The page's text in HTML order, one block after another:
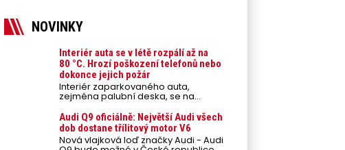
NOVINKY
Interiér auta se v létě rozpálí až na
80 °C. Hrozí poškození telefonů nebo
dokonce jejich požár
Interiér zaparkovaného auta,
zejména palubní deska, se na
přímém slunci může během letních
veder rozpálit až na 80 °C. Takové
teploty představují nebezpečí pro
odložené mobilní telefony,
powerbanky nebo notebooky. Můžou
Audi Q9 oficiálně: Největší Audi všech
dob dostane třílitový motor V6
Nová vlajková loď značky Audi - Audi